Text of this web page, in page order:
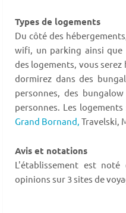
Types de logements
Du côté des
wifi, un parking ainsi que
des logements, vous
dormirez dans des
personnes, des
personnes. Les
Grand Bornand, Travelski,
Avis et notations
L'établissement est
opinions sur 3 sites de